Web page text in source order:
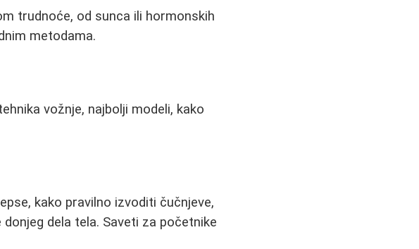
trudnoće, od sunca ili hormonskih
metodama.
vožnje, najbolji modeli, kako
kako pravilno izvoditi čučnjeve,
dela tela. Saveti za početnike